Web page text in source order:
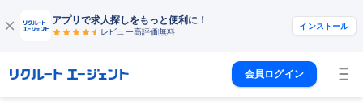
アプリで求人探しをもっと便利に！
レビュー高評価無料
インストール
会員ログイン